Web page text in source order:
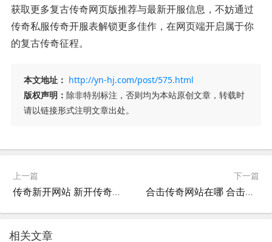
获取更多复古传奇网页版推荐与最新开服信息，不妨通过
传奇私服传奇开服表解锁更多佳作，在网页端开启属于你
的复古传奇征程。
本文地址： http://yn-hj.com/post/575.html
版权声明： 除非特别标注，否则均为本站原创文章，转载时
请以链接形式注明文章出处。
上一篇
传奇新开网站 新开传奇开区网
下一篇
合击传奇网站在哪 合击传奇网页版传奇私服推荐
相关文章